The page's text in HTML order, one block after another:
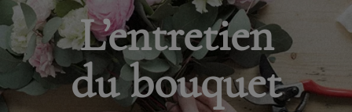
L’entretien
du bouquet